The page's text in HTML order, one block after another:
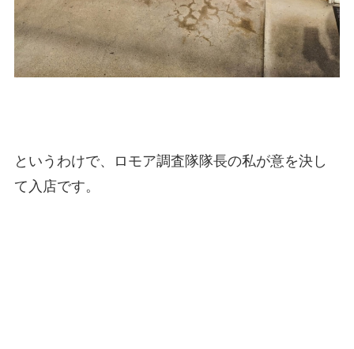
というわけで、ロモア調査隊隊長の私が意を決し
て入店です。